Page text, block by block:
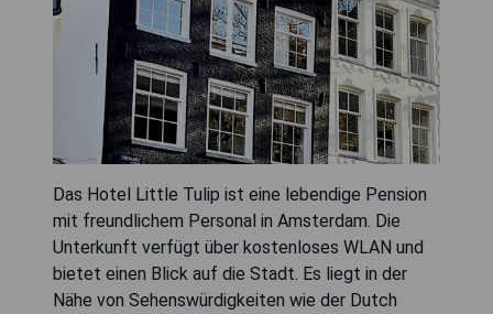
Das Hotel Little Tulip ist eine lebendige Pension
mit freundlichem Personal in Amsterdam. Die
Unterkunft verfügt über kostenloses WLAN und
bietet einen Blick auf die Stadt. Es liegt in der
Nähe von Sehenswürdigkeiten wie der Dutch